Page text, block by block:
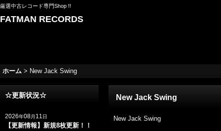
厳選中古レコード専門Shop !!
FATMAN RECORDS
ホーム > New Jack Swing
☆更新状況☆
2026年08月 11日
【更新情報】新規8枚更新！！
New Jack Swing
New Jack Swing